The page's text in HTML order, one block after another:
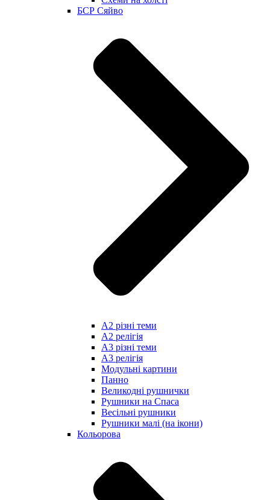
БСР Сяйво
А2 різні теми
А2 релігія
А3 різні теми
А3 релігія
Модульні картини
Панно
Великодні рушнички
Рушники на Спаса
Весільні рушники
Рушники малі (на ікони)
Кольорова